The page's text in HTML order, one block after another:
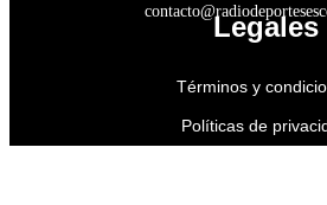
Legales
Términos y
Políticas de